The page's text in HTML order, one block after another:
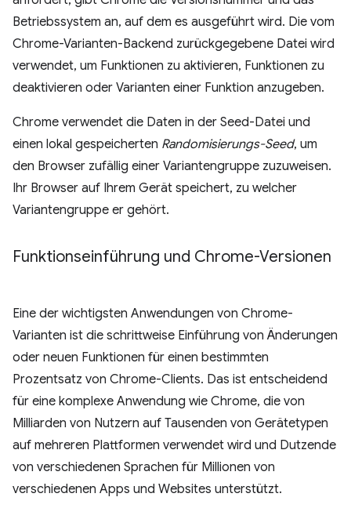
Betriebssystem an, auf dem es ausgeführt wird. Die vom
Chrome-Varianten-Backend zurückgegebene Datei wird
verwendet, um Funktionen zu aktivieren, Funktionen zu
deaktivieren oder Varianten einer Funktion anzugeben.
Chrome verwendet die Daten in der Seed-Datei und
einen lokal gespeicherten Randomisierungs-Seed, um
den Browser zufällig einer Variantengruppe zuzuweisen.
Ihr Browser auf Ihrem Gerät speichert, zu welcher
Variantengruppe er gehört.
Funktionseinführung und Chrome-Versionen
Eine der wichtigsten Anwendungen von Chrome-
Varianten ist die schrittweise Einführung von Änderungen
oder neuen Funktionen für einen bestimmten
Prozentsatz von Chrome-Clients. Das ist entscheidend
für eine komplexe Anwendung wie Chrome, die von
Milliarden von Nutzern auf Tausenden von Gerätetypen
auf mehreren Plattformen verwendet wird und Dutzende
von verschiedenen Sprachen für Millionen von
verschiedenen Apps und Websites unterstützt.